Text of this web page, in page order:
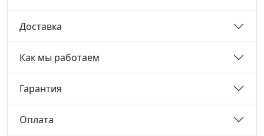
Доставка
Как мы работаем
Гарантия
Оплата